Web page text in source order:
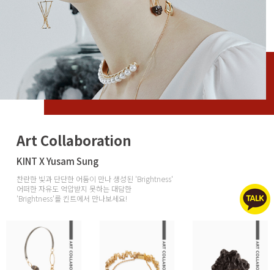
Art Collaboration
KINT X Yusam Sung
찬란한 빛과 단단한 어둠이 만나 생성된 'Brightness'
어떠한 자유도 억압받지 못하는 대담한
'Brightness'를 킨트에서 만나보세요!